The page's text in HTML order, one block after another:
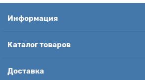
Информация
Каталог товаров
Доставка